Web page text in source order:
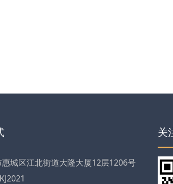
城区江北街道大隆大厦12层1206号
关